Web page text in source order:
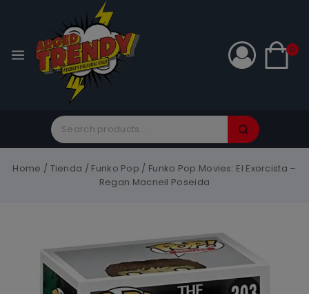
0
Home / Tienda / Funko Pop / Funko Pop Movies: El Exorcista –
Regan Macneil Poseida